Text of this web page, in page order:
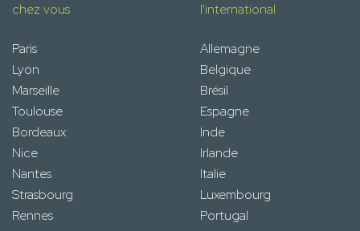
chez vous
Paris
Lyon
Marseille
Toulouse
Bordeaux
Nice
Nantes
Strasbourg
Rennes
l'international
Allemagne
Belgique
Brésil
Espagne
Inde
Irlande
Italie
Luxembourg
Portugal